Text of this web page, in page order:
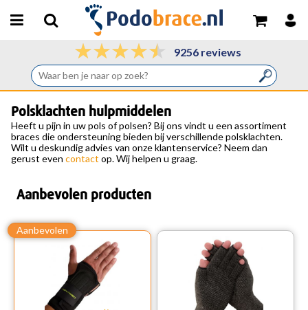
9256 reviews
Polsklachten hulpmiddelen
Heeft u pijn in uw pols of polsen? Bij ons vindt u een assortiment
braces die ondersteuning bieden bij verschillende polsklachten.
Wilt u deskundig advies van onze klantenservice? Neem dan
gerust evencontact op. Wij helpen u graag.
Aanbevolen producten